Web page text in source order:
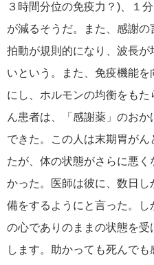
３時間分位の免疫力？)、１
が減るそうだ。また、感謝
拍動が規則的になり、波長
いという。また、免疫機能
にし、ホルモンの均衡をも
ん患者は、「感謝薬」のお
できた。この人は末期胃が
たが、体の状態がさらに悪
かった。医師は彼に、数日
備をするようにと言った。
の心でありのままの状態を
します。助かっても死んで